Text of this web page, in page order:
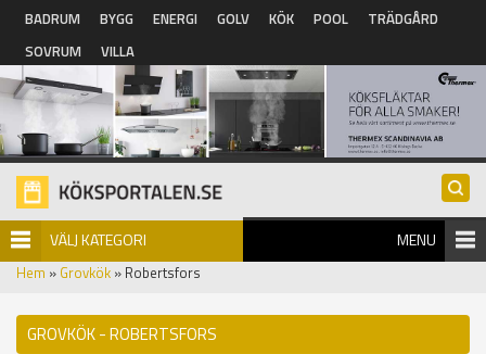
Hoppa till huvudinnehåll
BADRUM BYGG ENERGI GOLV KÖK POOL
TRÄDGÅRD
SOVRUM
VILLA
VÄLJ KATEGORI MENU
Hem » Grovkök » Robertsfors
GROVKÖK - ROBERTSFORS